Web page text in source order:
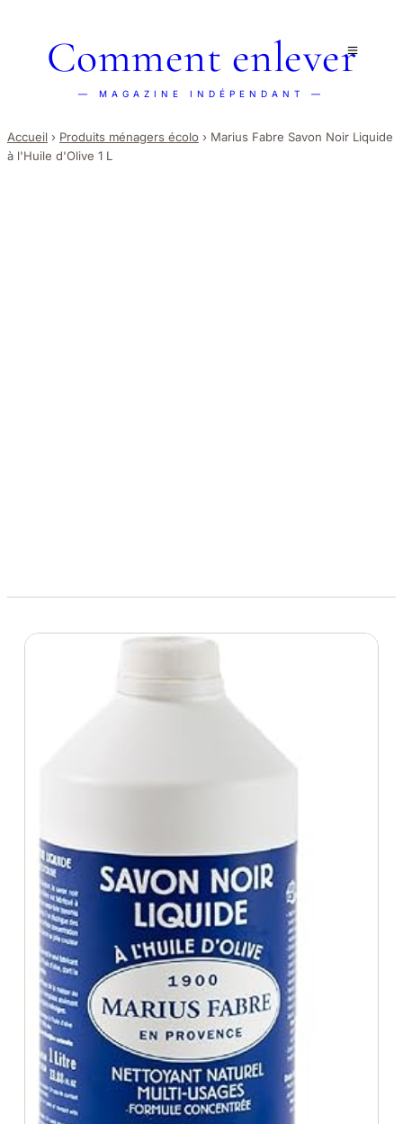
Comment enlever
— MAGAZINE INDÉPENDANT —
Accueil › Produits ménagers écolo › Marius Fabre Savon Noir Liquide
à l'Huile d'Olive 1 L